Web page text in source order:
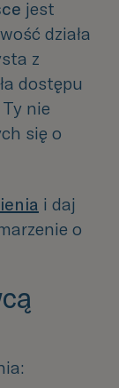
jest
działa
z
dostępu
nie
się o
i daj
o